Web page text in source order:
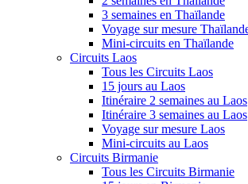
3 semaines en Thaïlande
Voyage sur mesure
Mini-circuits en Thaïlande
Circuits Laos
Tous les Circuits Laos
15 jours au Laos
Itinéraire 2 semaines au Laos
Itinéraire 3 semaines au Laos
Voyage sur mesure Laos
Mini-circuits au Laos
Circuits Birmanie
Tous les Circuits Birmanie